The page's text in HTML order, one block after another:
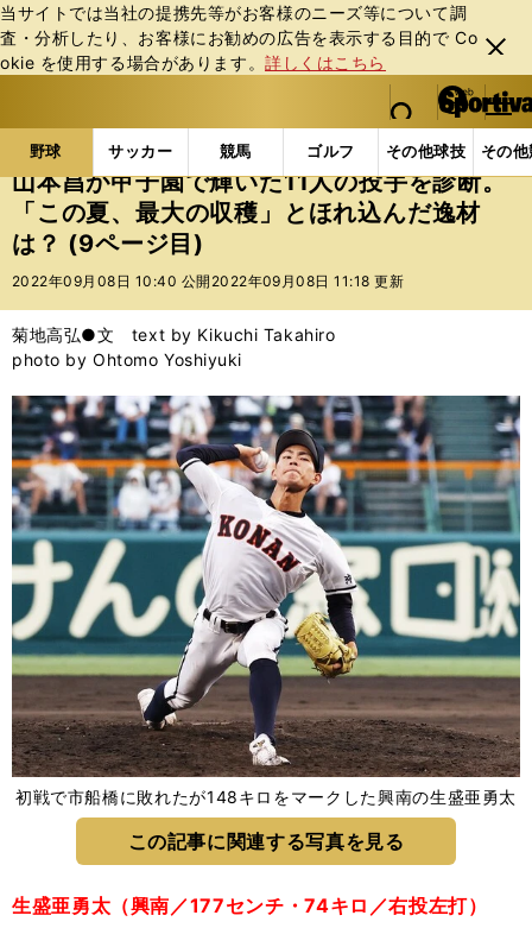
当サイトでは当社の提携先等がお客様のニーズ等について調
査・分析したり、お客様にお勧めの広告を表⽰する⽬的で Co
okie を使⽤する場合があります。詳しくはこちら
閉じ
る
web Sportiva (webスポルティーバ)
検索
マイペ
ー
ジ
メニュ
野球 サッカー 競馬 ゴルフ その他球技 その
b
ス
ポ
ル
テ
ー
バ
野球の記事一覧 高校野球他 山本昌が甲子園で輝い
山本昌が甲子園で輝いた11人の投手を診断。
「この夏、最大の収穫」とほれ込んだ逸材
は？ (9ページ目)
2022年09月08日 10:40 公開 2022年09月08日 11:18 更新
菊地高弘●文 text by Kikuchi Takahiro
photo by Ohtomo Yoshiyuki
初戦で市船橋に敗れたが148キロをマークした興南の生盛亜勇太
この記事に関連する写真を見る
生盛亜勇太（興南／177センチ・74キロ／右投左打）